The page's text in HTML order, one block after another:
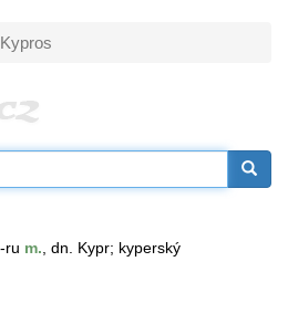
Kypros
ru m. , dn. Kypr; kyperský